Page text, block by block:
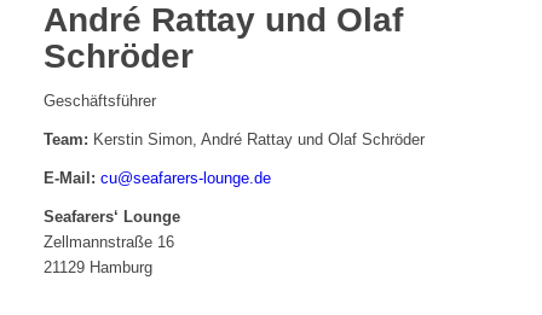
André Rattay und Olaf
Schröder
Geschäftsführer
Team: Kerstin Simon, André Rattay und Olaf Schröder
E-Mail: cu@seafarers-lounge.de
Seafarers‘ Lounge
Zellmannstraße 16
21129 Hamburg